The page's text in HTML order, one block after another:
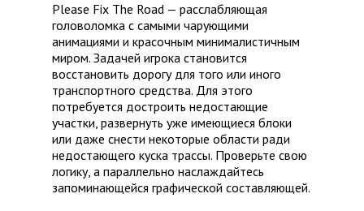
Please Fix The Road — расслабляющая
головоломка с самыми чарующими
анимациями и красочным минималистичным
миром. Задачей игрока становится
восстановить дорогу для того или иного
транспортного средства. Для этого
потребуется достроить недостающие
участки, развернуть уже имеющиеся блоки
или даже снести некоторые области ради
недостающего куска трассы. Проверьте свою
логику, а параллельно наслаждайтесь
запоминающейся графической составляющей.